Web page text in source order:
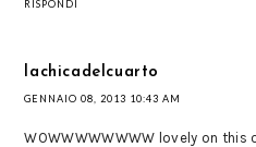
RISPONDI
lachicadelcuarto
GENNAIO 08, 2013 10:43 AM
WOWWWWWWWW lovely on this